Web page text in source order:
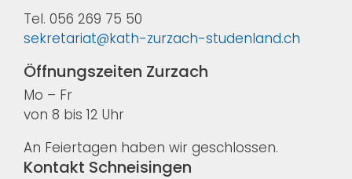
Tel. 056 269 75 50
sekretariat@kath-zurzach-studenland.ch
Öffnungszeiten Zurzach
Mo – Fr
von 8 bis 12 Uhr
An Feiertagen haben wir geschlossen.
Kontakt Schneisingen